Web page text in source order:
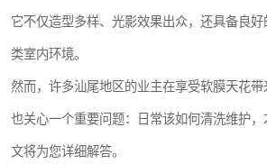
它不仅造型多样、光影效果出众，还具备良
类室内环境。
然而，许多汕尾地区的业主在享受软膜天花带
也关心一个重要问题：日常该如何清洗维护
文将为您详细解答。